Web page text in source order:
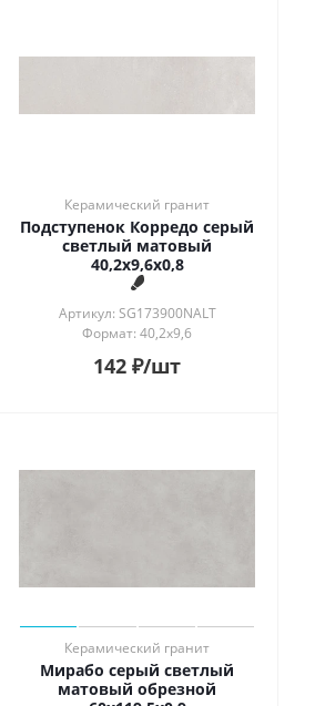
Керамический гранит
Подступенок Корредо серый
светлый матовый
40,2x9,6x0,8
Артикул: SG173900NALT
Формат: 40,2x9,6
142 ₽/шт
Керамический гранит
Мирабо серый светлый
матовый обрезной